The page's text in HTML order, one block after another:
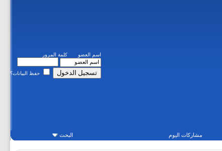
اسم العضو كلمة المرور
حفظ البيانات؟
مشاركات اليوم البحث